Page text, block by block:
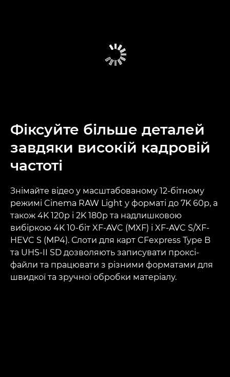
Фіксуйте більше деталей
завдяки високій кадровій
частоті
Знімайте відео у масштабованому 12-бітному
режимі Cinema RAW Light у форматі до 7K 60p, а
також 4K 120p і 2K 180p та надлишковою
вибіркою 4K 10-біт XF-AVC (MXF) і XF-AVC S/XF-
HEVC S (MP4). Слоти для карт CFexpress Type B
та UHS-II SD дозволяють записувати проксі-
файли та працювати з різними форматами для
швидкої та зручної обробки матеріалу.